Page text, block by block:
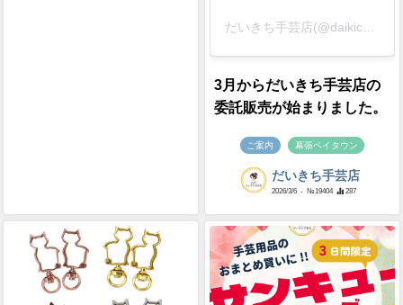
3月からだいきち手芸店の
委託販売が始まりました。
ご案内 幕張ベイタウン
だいきち手芸店
2026/3/6 - №19404 287